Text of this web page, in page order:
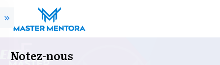
Notez-nous